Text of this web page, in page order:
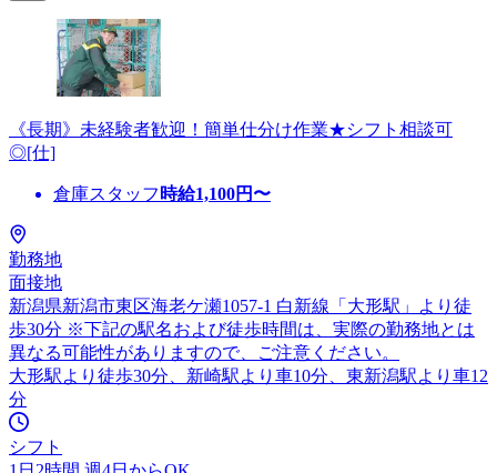
《長期》未経験者歓迎！簡単仕分け作業★シフト相談可
◎[仕]
倉庫スタッフ 時給1,100円〜
勤務地
面接地
新潟県新潟市東区海老ケ瀬1057-1 白新線「大形駅」より徒
歩30分 ※下記の駅名および徒歩時間は、実際の勤務地とは
異なる可能性がありますので、ご注意ください。
大形駅より徒歩30分、新崎駅より車10分、東新潟駅より車12
分
シフト